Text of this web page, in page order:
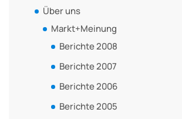
Über uns
Markt+Meinung
Berichte 2008
Berichte 2007
Berichte 2006
Berichte 2005